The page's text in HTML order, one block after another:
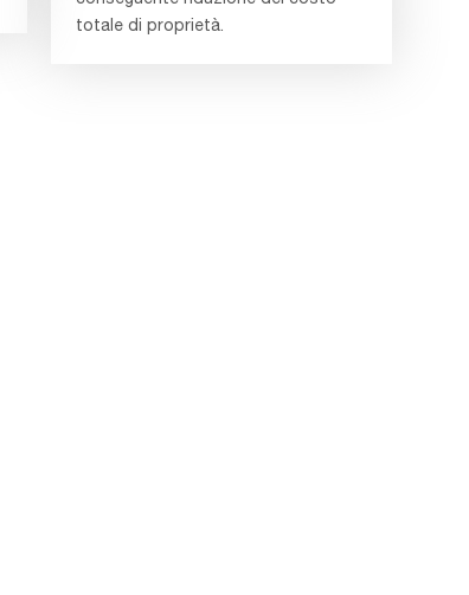
totale di proprietà.